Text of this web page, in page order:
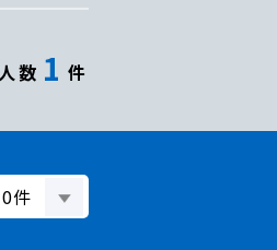
数 1 件